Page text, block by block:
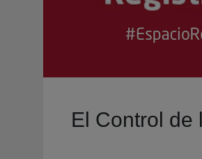
El Control de